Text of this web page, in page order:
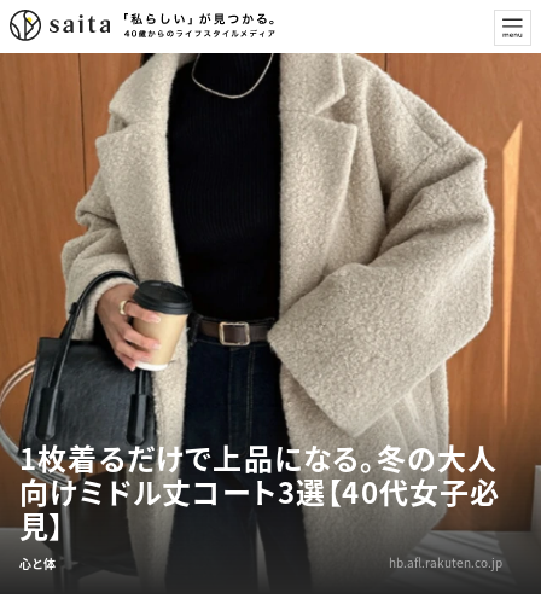
1枚着るだけで上品になる。冬の大人
向けミドル丈コート3選【40代女子必
見】
心と体 hb.afl.rakuten.co.jp